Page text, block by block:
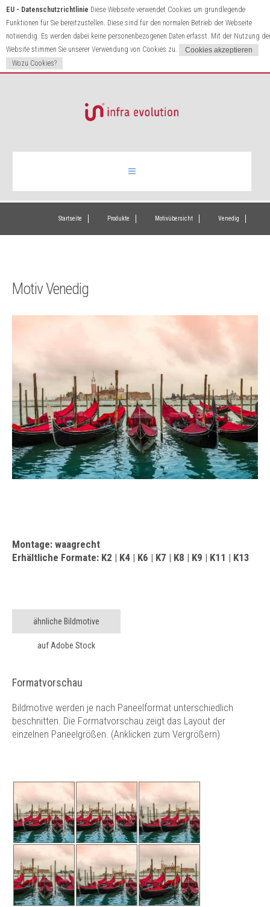
EU - Datenschutzrichtlinie Diese Webseite verwendet Cookies um grundlegende
Funktionen für Sie bereitzustellen. Diese sind für den normalen Betrieb der Webseite
notwendig. Es werden dabei keine personenbezogenen Daten erfasst. Mit der Nutzung
Website stimmen Sie unserer Verwendung von Cookies zu.
Wozu Cookies?
Infrarotheizung
Kontakt
Startseite Produkte Motivübersicht Venedig
Motiv Venedig
Montage: waagrecht
Erhältliche Formate: K2 | K4 | K6 | K7 | K8 | K9 | K11 | K13
ähnliche Bildmotive
auf Adobe Stock
Formatvorschau
Bildmotive werden je nach Paneelformat unterschiedlich
beschnitten. Die Formatvorschau zeigt das Layout der
einzelnen Paneelgrößen. (Anklicken zum Vergrößern)